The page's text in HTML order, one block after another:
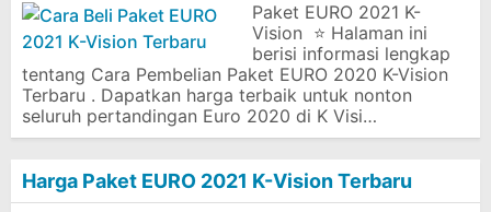
Paket EURO 2021 K-
Vision ⭐ Halaman ini
berisi informasi lengkap
tentang Cara Pembelian Paket EURO 2020 K-Vision
Terbaru . Dapatkan harga terbaik untuk nonton
seluruh pertandingan Euro 2020 di K Visi…
Harga Paket EURO 2021 K-Vision Terbaru